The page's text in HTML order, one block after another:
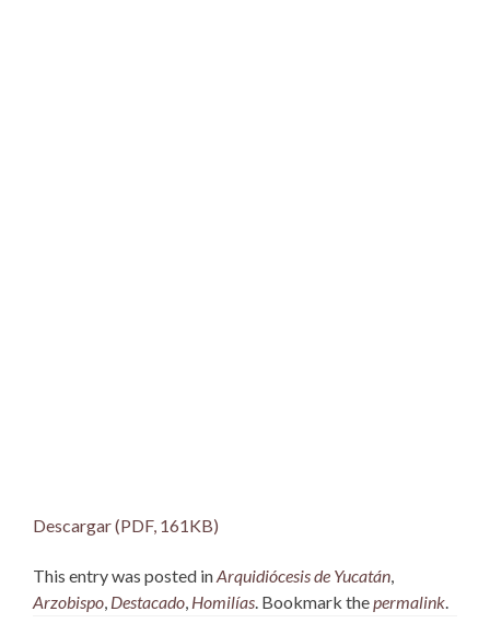
Descargar (PDF, 161KB)
This entry was posted inArquidiócesis de Yucatán
Arzobispo Destacado Homilías . Bookmark the permalink